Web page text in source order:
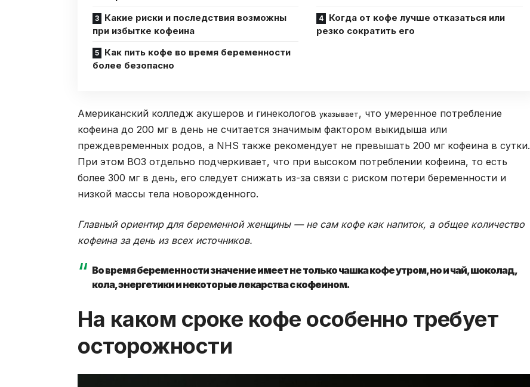
Какие риски и последствия возможны
при избытке кофеина
Когда от кофе лучше отказаться или
резко сократить его
Как пить кофе во время беременности
более безопасно
Американский колледж акушеров и гинекологов указывает, что умеренное потребление
кофеина до 200 мг в день не считается значимым фактором выкидыша или
преждевременных родов, а NHS также рекомендует не превышать 200 мг кофеина в сутки.
При этом ВОЗ отдельно подчеркивает, что при высоком потреблении кофеина, то есть
более 300 мг в день, его следует снижать из-за связи с риском потери беременности и
низкой массы тела новорожденного.
Главный ориентир для беременной женщины — не сам кофе как напиток, а общее количество
кофеина за день из всех источников.
Во время беременности значение имеет не только чашка кофе утром, но и чай, шоколад,
кола, энергетики и некоторые лекарства с кофеином.
На каком сроке кофе особенно требует
осторожности